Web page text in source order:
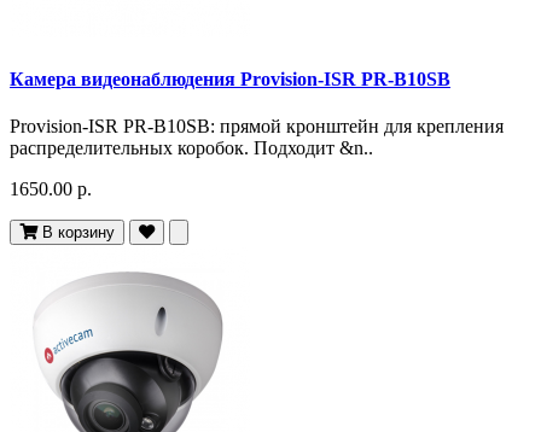
Камера видеонаблюдения Provision-ISR PR-B10SB
Provision-ISR PR-B10SB: прямой кронштейн для крепления
распределительных коробок. Подходит &n..
1650.00 р.
В корзину